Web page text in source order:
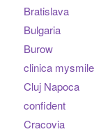
Bratislava
Bulgaria
Burow
clinica mysmile
Cluj Napoca
confident
Cracovia